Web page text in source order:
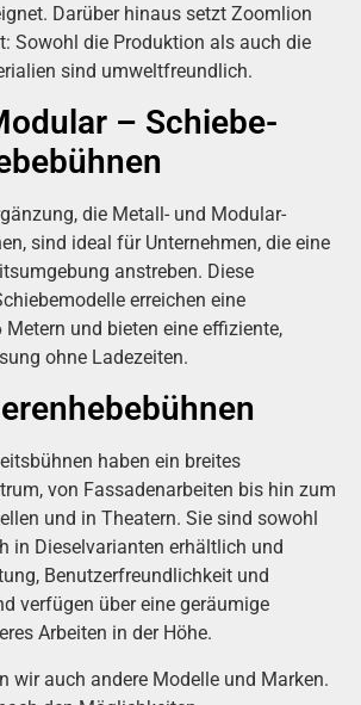
Darüber hinaus setzt Zoomlion
Sowohl die Produktion als auch die
sind umweltfreundlich.
– Schiebe-
die Metall- und Modular-
sind ideal für Unternehmen, die eine
anstreben. Diese
erreichen eine
und bieten eine effiziente,
ohne Ladezeiten.
haben ein breites
von Fassadenarbeiten bis hin zum
und in Theatern. Sie sind sowohl
in Dieselvarianten erhältlich und
Benutzerfreundlichkeit und
verfügen über eine geräumige
Arbeiten in der Höhe.
wir auch andere Modelle und Marken.